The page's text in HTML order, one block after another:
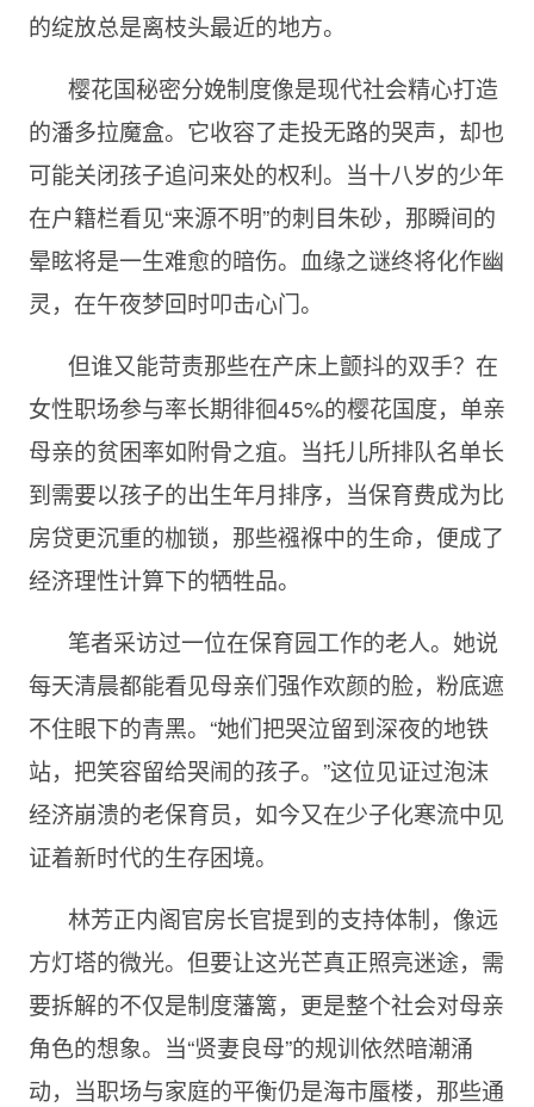
的绽放总是离枝头最近的地方。
樱花国秘密分娩制度像是现代社会精心打造
的潘多拉魔盒。它收容了走投无路的哭声，却也
可能关闭孩子追问来处的权利。当十八岁的少年
在户籍栏看见“来源不明”的刺目朱砂，那瞬间的
晕眩将是一生难愈的暗伤。血缘之谜终将化作幽
灵，在午夜梦回时叩击心门。
但谁又能苛责那些在产床上颤抖的双手？在
女性职场参与率长期徘徊45%的樱花国度，单亲
母亲的贫困率如附骨之疽。当托儿所排队名单长
到需要以孩子的出生年月排序，当保育费成为比
房贷更沉重的枷锁，那些襁褓中的生命，便成了
经济理性计算下的牺牲品。
笔者采访过一位在保育园工作的老人。她说
每天清晨都能看见母亲们强作欢颜的脸，粉底遮
不住眼下的青黑。“她们把哭泣留到深夜的地铁
站，把笑容留给哭闹的孩子。”这位见证过泡沫
经济崩溃的老保育员，如今又在少子化寒流中见
证着新时代的生存困境。
林芳正内阁官房长官提到的支持体制，像远
方灯塔的微光。但要让这光芒真正照亮迷途，需
要拆解的不仅是制度藩篱，更是整个社会对母亲
角色的想象。当“贤妻良母”的规训依然暗潮涌
动，当职场与家庭的平衡仍是海市蜃楼，那些通